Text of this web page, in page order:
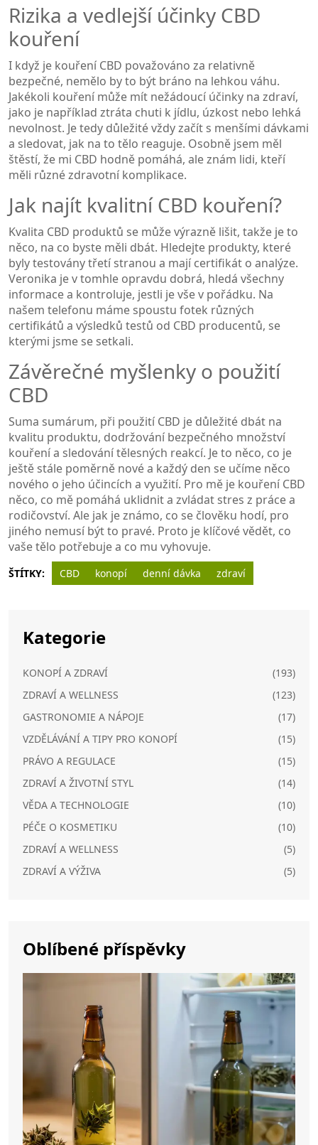
Rizika a vedlejší účinky CBD
kouření
I když je kouření CBD považováno za relativně
bezpečné, nemělo by to být bráno na lehkou váhu.
Jakékoli kouření může mít nežádoucí účinky na zdraví,
jako je například ztráta chuti k jídlu, úzkost nebo lehká
nevolnost. Je tedy důležité vždy začít s menšími dávkami
a sledovat, jak na to tělo reaguje. Osobně jsem měl
štěstí, že mi CBD hodně pomáhá, ale znám lidi, kteří
měli různé zdravotní komplikace.
Jak najít kvalitní CBD kouření?
Kvalita CBD produktů se může výrazně lišit, takže je to
něco, na co byste měli dbát. Hledejte produkty, které
byly testovány třetí stranou a mají certifikát o analýze.
Veronika je v tomhle opravdu dobrá, hledá všechny
informace a kontroluje, jestli je vše v pořádku. Na
našem telefonu máme spoustu fotek různých
certifikátů a výsledků testů od CBD producentů, se
kterými jsme se setkali.
Závěrečné myšlenky o použití
CBD
Suma sumárum, při použití CBD je důležité dbát na
kvalitu produktu, dodržování bezpečného množství
kouření a sledování tělesných reakcí. Je to něco, co je
ještě stále poměrně nové a každý den se učíme něco
nového o jeho účincích a využití. Pro mě je kouření CBD
něco, co mě pomáhá uklidnit a zvládat stres z práce a
rodičovství. Ale jak je známo, co se člověku hodí, pro
jiného nemusí být to pravé. Proto je klíčové vědět, co
vaše tělo potřebuje a co mu vyhovuje.
ŠTÍTKY: CBD konopí denní dávka zdraví
Kategorie
KONOPÍ A ZDRAVÍ
(193)
ZDRAVÍ A WELLNESS
(123)
GASTRONOMIE A NÁPOJE
(17)
VZDĚLÁVÁNÍ A TIPY PRO KONOPÍ
(15)
PRÁVO A REGULACE
(15)
ZDRAVÍ A ŽIVOTNÍ STYL
(14)
VĚDA A TECHNOLOGIE
(10)
PÉČE O KOSMETIKU
(10)
ZDRAVÍ A WELLNESS
(5)
ZDRAVÍ A VÝŽIVA
(5)
Oblíbené příspěvky